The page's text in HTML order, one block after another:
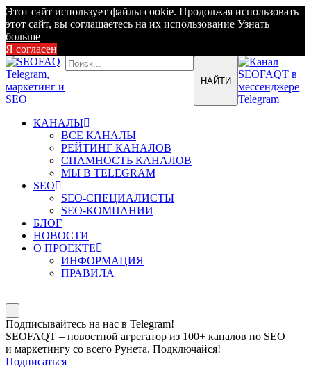
Этот сайт использует файлы cookie. Продолжая использовать
этот сайт, вы соглашаетесь на их использование Узнать
больше
Я согласен
КАНАЛЫ
ВСЕ КАНАЛЫ
РЕЙТИНГ КАНАЛОВ
СПАМНОСТЬ КАНАЛОВ
МЫ В TELEGRAM
SEO
SEO-СПЕЦИАЛИСТЫ
SEO-КОМПАНИИ
БЛОГ
НОВОСТИ
О ПРОЕКТЕ
ИНФОРМАЦИЯ
ПРАВИЛА
Подписывайтесь на нас в Telegram!
SEOFAQT – новостной агрегатор из 100+ каналов по SEO
и маркетингу со всего Рунета. Подключайся!
Подписаться